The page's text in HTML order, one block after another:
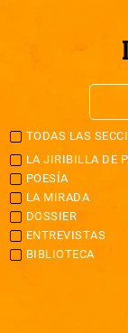
TODAS LAS
LA JIRIBILLA DE
POESÍA
LA MIRADA
DOSSIER
ENTREVISTAS
BIBLIOTECA